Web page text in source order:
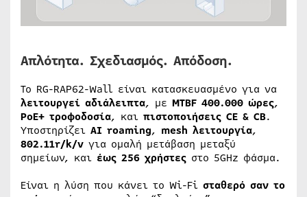
Απλότητα. Σχεδιασμός. Απόδοση.
Το RG-RAP62-Wall είναι κατασκευασμένο για να
λειτουργεί αδιάλειπτα, με MTBF 400.000 ώρες,
PoE+ τροφοδοσία, και πιστοποιήσεις CE & CB.
Υποστηρίζει AI roaming, mesh λειτουργία,
802.11r/k/v για ομαλή μετάβαση μεταξύ
σημείων, και έως 256 χρήστες στο 5GHz φάσμα.
Είναι η λύση που κάνει το Wi-Fi σταθερό σαν το